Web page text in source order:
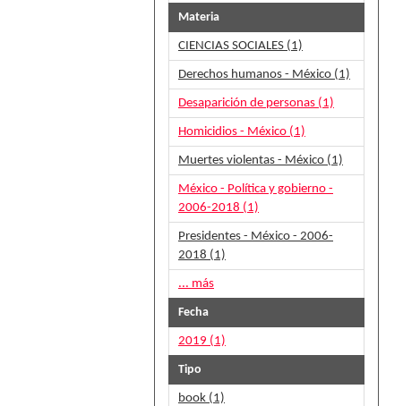
Materia
CIENCIAS SOCIALES (1)
Derechos humanos - México (1)
Desaparición de personas (1)
Homicidios - México (1)
Muertes violentas - México (1)
México - Política y gobierno -
2006-2018 (1)
Presidentes - México - 2006-
2018 (1)
... más
Fecha
2019 (1)
Tipo
book (1)